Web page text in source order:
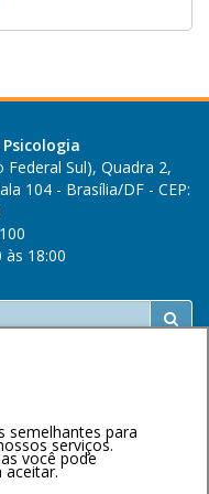
Sul), Quadra 2,
104 - Brasília/DF - CEP:
18:00
semelhantes para
serviços.
você pode
aceitar.